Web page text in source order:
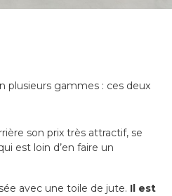
plusieurs gammes : ces deux
son prix très attractif, se
est loin d’en faire un
avec une toile de jute. Il est